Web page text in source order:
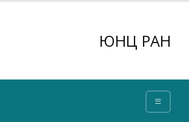
ЮНЦ РАН